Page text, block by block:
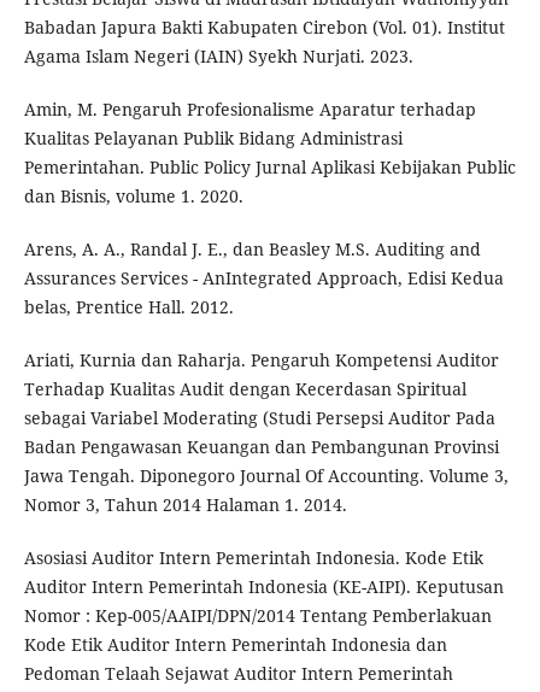
Babadan Japura Bakti Kabupaten Cirebon (Vol. 01). Institut
Agama Islam Negeri (IAIN) Syekh Nurjati. 2023.
Amin, M. Pengaruh Profesionalisme Aparatur terhadap
Kualitas Pelayanan Publik Bidang Administrasi
Pemerintahan. Public Policy Jurnal Aplikasi Kebijakan Public
dan Bisnis, volume 1. 2020.
Arens, A. A., Randal J. E., dan Beasley M.S. Auditing and
Assurances Services - AnIntegrated Approach, Edisi Kedua
belas, Prentice Hall. 2012.
Ariati, Kurnia dan Raharja. Pengaruh Kompetensi Auditor
Terhadap Kualitas Audit dengan Kecerdasan Spiritual
sebagai Variabel Moderating (Studi Persepsi Auditor Pada
Badan Pengawasan Keuangan dan Pembangunan Provinsi
Jawa Tengah. Diponegoro Journal Of Accounting. Volume 3,
Nomor 3, Tahun 2014 Halaman 1. 2014.
Asosiasi Auditor Intern Pemerintah Indonesia. Kode Etik
Auditor Intern Pemerintah Indonesia (KE-AIPI). Keputusan
Nomor : Kep-005/AAIPI/DPN/2014 Tentang Pemberlakuan
Kode Etik Auditor Intern Pemerintah Indonesia dan
Pedoman Telaah Sejawat Auditor Intern Pemerintah